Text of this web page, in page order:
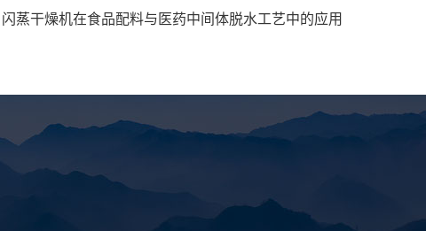
闪蒸干燥机在食品配料与医药中间体脱水工艺中的应用